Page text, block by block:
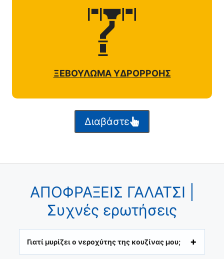
ΞΕΒΟΥΛΩΜΑ ΥΔΡΟΡΡΟΗΣ
Διαβάστε
ΑΠΟΦΡΑΞΕΙΣ ΓΑΛΑΤΣΙ |
Συχνές ερωτήσεις
Γιατί μυρίζει ο νεροχύτης της κουζίνας μου;